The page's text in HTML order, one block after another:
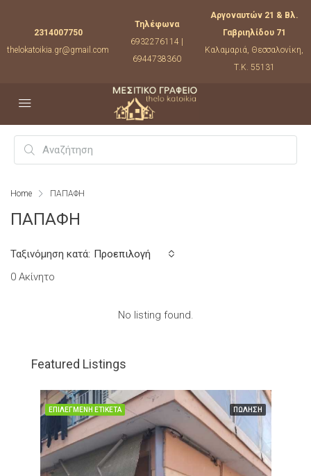
2314007750
thelokatoikia.gr@gmail.com
Τηλέφωνα
6932276114 |
6944738360
Αργοναυτών 21 & Βλ.
Γαβριηλίδου 71
Καλαμαριά, Θεσσαλονίκη,
Τ.Κ. 55131
Home ΠΑΠΑΦΗ
ΠΑΠΑΦΗ
0 Ακίνητο
Ταξινόμηση κατά: Προεπιλογή
No listing found.
Featured Listings
ΠΏΛΗΣΗ
ΕΠΙΛΕΓΜΈΝΗ ΕΤΙΚΈΤΑ